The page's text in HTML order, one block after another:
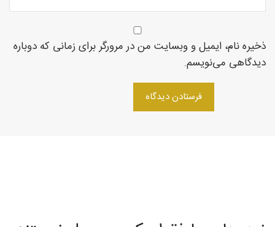
در
ذخیره نام، ایمیل و وبسایت من در مرورگر برای زمانی که دوباره
دیدگاهی می‌نویسم.